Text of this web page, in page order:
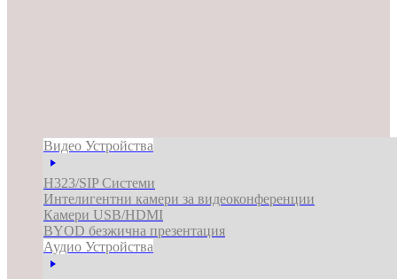
Видео Устройства
H323/SIP Системи
Интелигентни камери за видеоконференции
Камери USB/HDMI
BYOD безжична презентация
Аудио Устройства